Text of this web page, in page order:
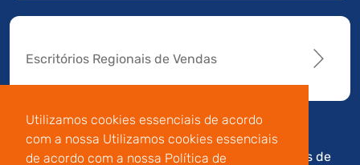
Utilizamos cookies essenciais de acordo
com a nossa Utilizamos cookies essenciais
de acordo com a nossa Política de
Escritórios Regionais de Vendas
Av. Manoel da Nóbrega,
Termos de
Código de